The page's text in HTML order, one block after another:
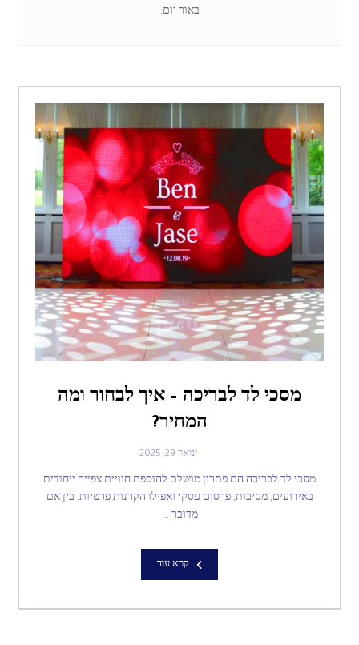
באור יום.
מסכי לד לבריכה – איך לבחור ומה
המחיר?
ינואר 29, 2025
מסכי לד לבריכה הם פתרון מושלם להוספת חוויית צפייה ייחודית
באירועים, מסיבות, פרסום עסקי ואפילו הקרנות פרטיות. בין אם
מדובר ...
קרא עוד